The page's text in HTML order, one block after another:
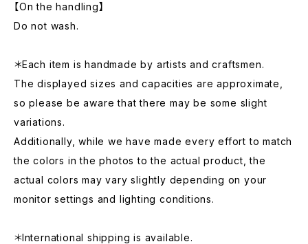
【On the handling】
Do not wash.
＊Each item is handmade by artists and craftsmen.
The displayed sizes and capacities are approximate,
so please be aware that there may be some slight
variations.
Additionally, while we have made every effort to match
the colors in the photos to the actual product, the
actual colors may vary slightly depending on your
monitor settings and lighting conditions.
＊International shipping is available.